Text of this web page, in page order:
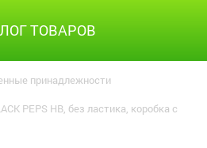
ТОВАРОВ
принадлежности
PEPS HB, без ластика, коробка с